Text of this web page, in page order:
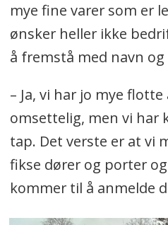
mye fine varer som er
ønsker heller ikke
å fremstå med navn og
– Ja, vi har jo mye
omsettelig, men vi har
tap. Det verste er at vi
fikse dører og porter
kommer til å anmelde